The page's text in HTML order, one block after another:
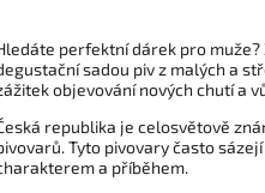
perfektní dárek pro
sadou piv z malých a
objevování nových chutí a
republika je celosvětově
Tyto pivovary často
a příběhem.